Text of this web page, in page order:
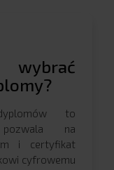
to
na
i certyfikat
cyfrowemu